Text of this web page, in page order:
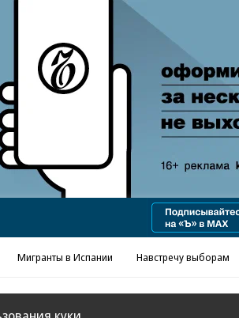
Мигранты в Испании Навстречу выборам